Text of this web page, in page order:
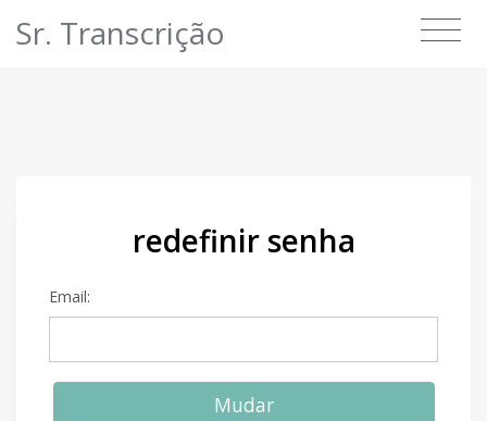
Sr. Transcrição
redefinir senha
Email:
Mudar